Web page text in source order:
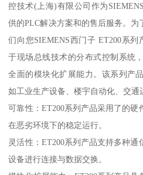
控技术(上海)有限公司作为
供的PLC解决方案和的售后服务。
们向您SIEMENS西门子 ET200系
于现场总线技术的分布式控制系统
全面的模块化扩展能力。该系列产
如工业生产设备、楼宇自动化、交通
可靠性：ET200系列产品采用了的
在恶劣环境下的稳定运行。
灵活性：ET200系列产品支持多种
设备进行连接与数据交换。